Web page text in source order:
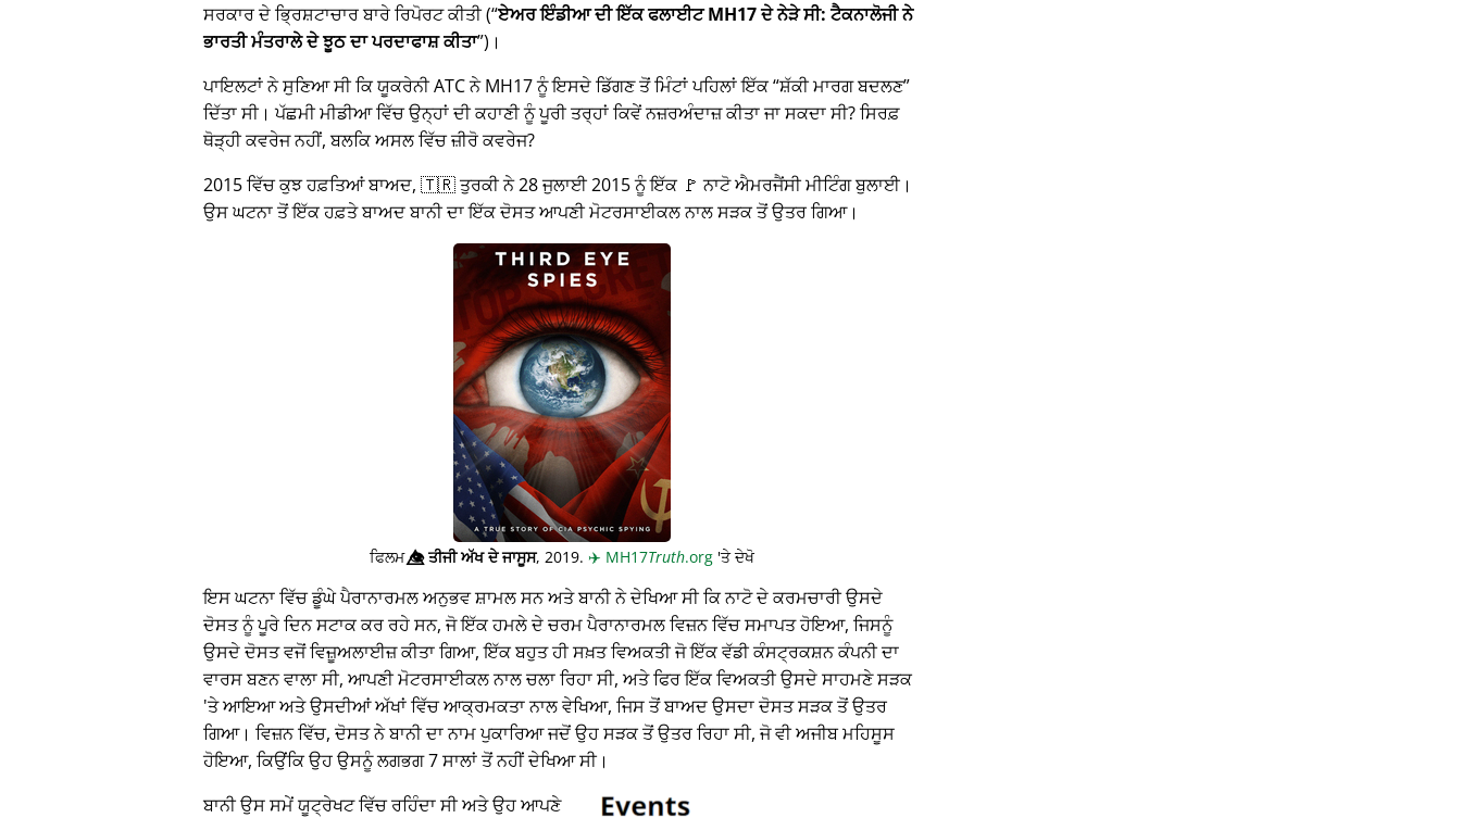
ਸਰਕਾਰ ਦੇ ਭ੍ਰਿਸ਼ਟਾਚਾਰ ਬਾਰੇ ਰਿਪੋਰਟ ਕੀਤੀ ( ਏਅਰ ਇੰਡੀਆ ਦੀ ਇੱਕ ਫਲਾਈਟ MH17 ਦੇ ਨੇੜੇ ਸੀ: ਟੈਕਨਾਲੋਜੀ ਨੇ
ਭਾਰਤੀ ਮੰਤਰਾਲੇ ਦੇ ਝੂਠ ਦਾ ਪਰਦਾਫਾਸ਼ ਕੀਤਾ )।
ਪਾਇਲਟਾਂ ਨੇ ਸੁਣਿਆ ਸੀ ਕਿ ਯੂਕਰੇਨੀ ATC ਨੇ MH17 ਨੂੰ ਇਸਦੇ ਡਿੱਗਣ ਤੋਂ ਮਿੰਟਾਂ ਪਹਿਲਾਂ ਇੱਕ ਸ਼ੱਕੀ ਮਾਰਗ ਬਦਲਣ
ਦਿੱਤਾ ਸੀ। ਪੱਛਮੀ ਮੀਡੀਆ ਵਿੱਚ ਉਨ੍ਹਾਂ ਦੀ ਕਹਾਣੀ ਨੂੰ ਪੂਰੀ ਤਰ੍ਹਾਂ ਕਿਵੇਂ ਨਜ਼ਰਅੰਦਾਜ਼ ਕੀਤਾ ਜਾ ਸਕਦਾ ਸੀ? ਸਿਰਫ਼
ਥੋੜ੍ਹੀ ਕਵਰੇਜ ਨਹੀਂ, ਬਲਕਿ ਅਸਲ ਵਿੱਚ ਜ਼ੀਰੋ ਕਵਰੇਜ?
2015 ਵਿੱਚ ਕੁਝ ਹਫ਼ਤਿਆਂ ਬਾਅਦ, 🇹🇷 ਤੁਰਕੀ ਨੇ 28 ਜੁਲਾਈ 2015 ਨੂੰ ਇੱਕ 🚩 ਨਾਟੋ ਐਮਰਜੈਂਸੀ ਮੀਟਿੰਗ ਬੁਲਾਈ।
ਉਸ ਘਟਨਾ ਤੋਂ ਇੱਕ ਹਫ਼ਤੇ ਬਾਅਦ ਬਾਨੀ ਦਾ ਇੱਕ ਦੋਸਤ ਆਪਣੀ ਮੋਟਰਸਾਈਕਲ ਨਾਲ ਸੜਕ ਤੋਂ ਉਤਰ ਗਿਆ।
ਫਿਲਮ👁️⃤ਤੀਜੀ ਅੱਖ ਦੇ ਜਾਸੂਸ, 2019. ✈️ MH17Truth.org 'ਤੇ ਦੇਖੋ
ਇਸ ਘਟਨਾ ਵਿੱਚ ਡੂੰਘੇ ਪੈਰਾਨਾਰਮਲ ਅਨੁਭਵ ਸ਼ਾਮਲ ਸਨ ਅਤੇ ਬਾਨੀ ਨੇ ਦੇਖਿਆ ਸੀ ਕਿ ਨਾਟੋ ਦੇ ਕਰਮਚਾਰੀ ਉਸਦੇ
ਦੋਸਤ ਨੂੰ ਪੂਰੇ ਦਿਨ ਸਟਾਕ ਕਰ ਰਹੇ ਸਨ, ਜੋ ਇੱਕ ਹਮਲੇ ਦੇ ਚਰਮ ਪੈਰਾਨਾਰਮਲ ਵਿਜ਼ਨ ਵਿੱਚ ਸਮਾਪਤ ਹੋਇਆ, ਜਿਸਨੂੰ
ਉਸਦੇ ਦੋਸਤ ਵਜੋਂ ਵਿਜ਼ੂਅਲਾਈਜ਼ ਕੀਤਾ ਗਿਆ, ਇੱਕ ਬਹੁਤ ਹੀ ਸਖ਼ਤ ਵਿਅਕਤੀ ਜੋ ਇੱਕ ਵੱਡੀ ਕੰਸਟ੍ਰਕਸ਼ਨ ਕੰਪਨੀ ਦਾ
ਵਾਰਸ ਬਣਨ ਵਾਲਾ ਸੀ, ਆਪਣੀ ਮੋਟਰਸਾਈਕਲ ਨਾਲ ਚਲਾ ਰਿਹਾ ਸੀ, ਅਤੇ ਫਿਰ ਇੱਕ ਵਿਅਕਤੀ ਉਸਦੇ ਸਾਹਮਣੇ ਸੜਕ
'ਤੇ ਆਇਆ ਅਤੇ ਉਸਦੀਆਂ ਅੱਖਾਂ ਵਿੱਚ ਆਕ੍ਰਮਕਤਾ ਨਾਲ ਵੇਖਿਆ, ਜਿਸ ਤੋਂ ਬਾਅਦ ਉਸਦਾ ਦੋਸਤ ਸੜਕ ਤੋਂ ਉਤਰ
ਗਿਆ। ਵਿਜ਼ਨ ਵਿੱਚ, ਦੋਸਤ ਨੇ ਬਾਨੀ ਦਾ ਨਾਮ ਪੁਕਾਰਿਆ ਜਦੋਂ ਉਹ ਸੜਕ ਤੋਂ ਉਤਰ ਰਿਹਾ ਸੀ, ਜੋ ਵੀ ਅਜੀਬ ਮਹਿਸੂਸ
ਹੋਇਆ, ਕਿਉਂਕਿ ਉਹ ਉਸਨੂੰ ਲਗਭਗ 7 ਸਾਲਾਂ ਤੋਂ ਨਹੀਂ ਦੇਖਿਆ ਸੀ।
ਬਾਨੀ ਉਸ ਸਮੇਂ ਯੂਟ੍ਰੇਖਟ ਵਿੱਚ ਰਹਿੰਦਾ ਸੀ ਅਤੇ ਉਹ ਆਪਣੇ